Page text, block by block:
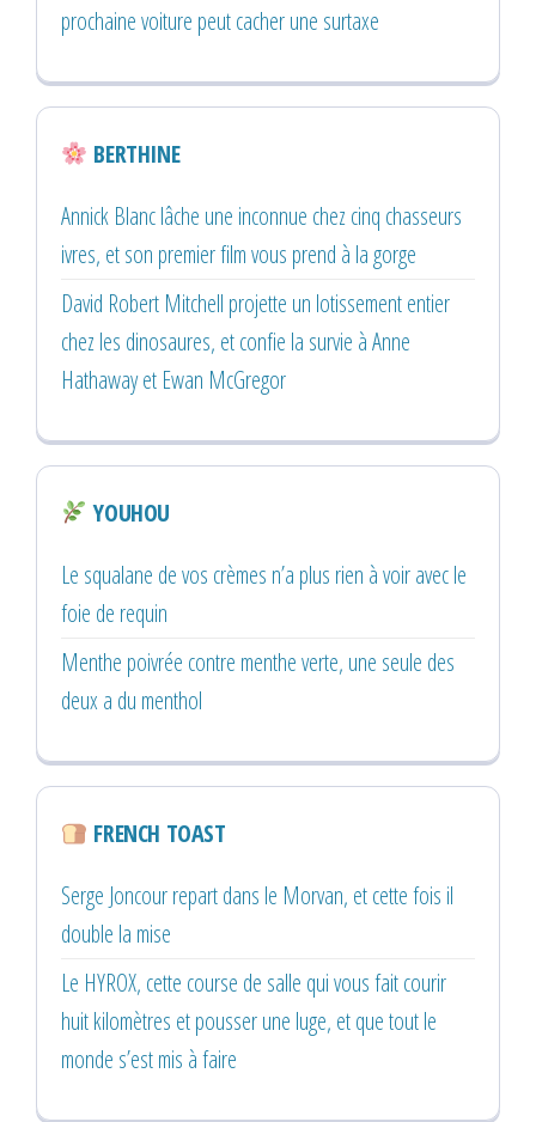
prochaine voiture peut cacher une surtaxe
BERTHINE
Annick Blanc lâche une inconnue chez cinq chasseurs
ivres, et son premier film vous prend à la gorge
David Robert Mitchell projette un lotissement entier
chez les dinosaures, et confie la survie à Anne
Hathaway et Ewan McGregor
YOUHOU
Le squalane de vos crèmes n’a plus rien à voir avec le
foie de requin
Menthe poivrée contre menthe verte, une seule des
deux a du menthol
FRENCH TOAST
Serge Joncour repart dans le Morvan, et cette fois il
double la mise
Le HYROX, cette course de salle qui vous fait courir
huit kilomètres et pousser une luge, et que tout le
monde s’est mis à faire